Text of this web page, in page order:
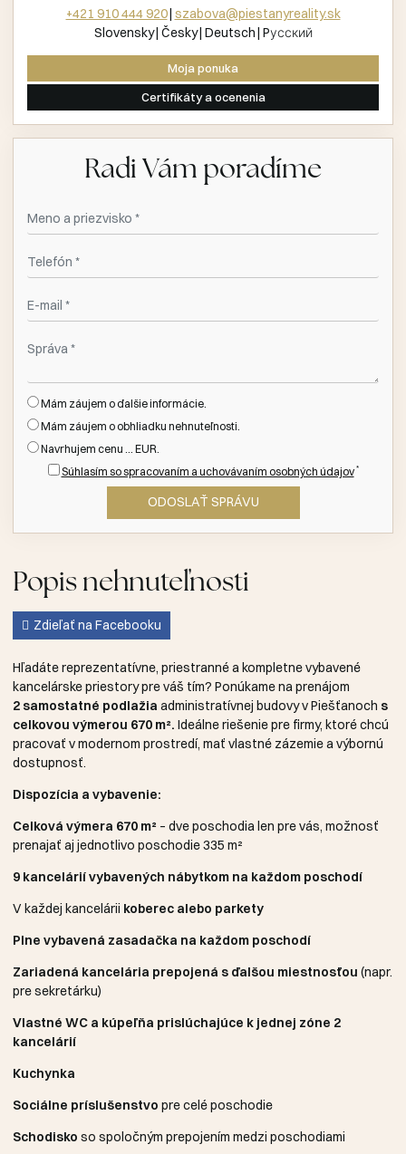
Popis nehnuteľnosti
Zdieľať na Facebooku
Hľadáte reprezentatívne, priestranné a kompletne vybavené
kancelárske priestory pre váš tím? Ponúkame na prenájom
2 samostatné podlažia administratívnej budovy v Piešťanoch s
celkovou výmerou 670 m². Ideálne riešenie pre firmy, ktoré chcú
pracovať v modernom prostredí, mať vlastné zázemie a výbornú
dostupnosť.
Dispozícia a vybavenie:
Celková výmera 670 m² – dve poschodia len pre vás, možnosť
prenajať aj jednotlivo poschodie 335 m²
9 kancelárií vybavených nábytkom na každom poschodí
V každej kancelárii koberec alebo parkety
Plne vybavená zasadačka na každom poschodí
Zariadená kancelária prepojená s ďalšou miestnosťou (napr.
pre sekretárku)
Vlastné WC a kúpeľňa prislúchajúce k jednej zóne 2
kancelárií
Kuchynka
Sociálne príslušenstvo pre celé poschodie
Schodisko so spoločným prepojením medzi poschodiami
+421 910 444 920 szabova@piestanyreality.sk
Slovensky Česky Deutsch Pусский
Moja ponuka
Certifikáty a ocenenia
Radi Vám poradíme
Mám záujem o ďalšie informácie.
Mám záujem o obhliadku nehnuteľnosti.
Navrhujem cenu ... EUR.
Súhlasím so spracovaním a uchovávaním osobných údajov *